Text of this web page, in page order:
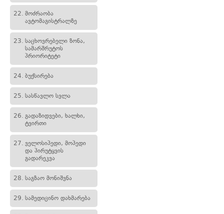
22. მოძრაობა
ავტომაგისტრალზე
23. საცხოვრებელი ზონა,
სამარშრუტოს
პრიორიტეტი
24. ბუქსირება
25. სასწავლო სვლა
26. გადაზიდვები, ხალხი,
ტვირთი
27. ველოსიპედი, მოპედი
და პირუტყვის
გადარეკვა
28. საგზაო მონიშვნა
29. სამედიცინო დახმარება